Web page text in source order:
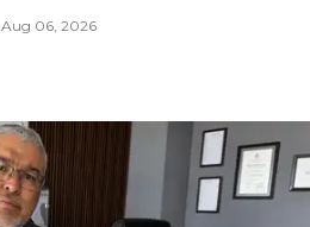
Aug 06, 2026